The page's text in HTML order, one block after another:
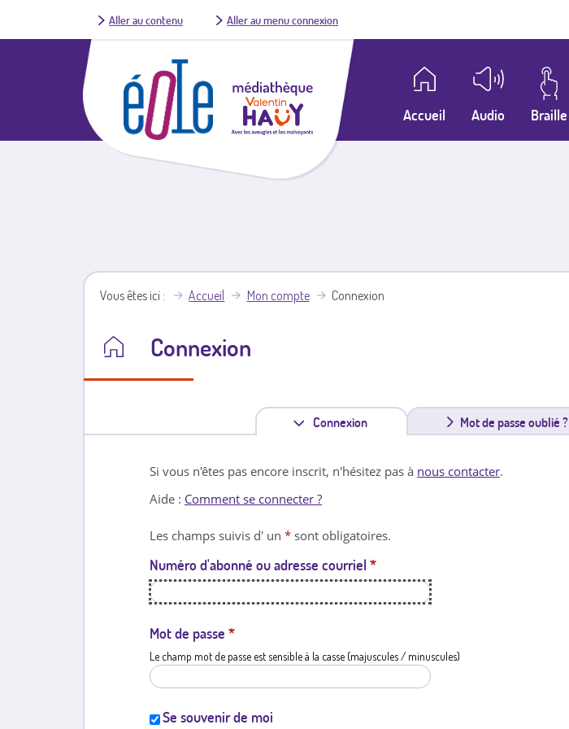
Aller au contenu Aller au menu connexion
Accueil Audio Braille
Vous êtes ici Accueil Mon compte Connexion
Connexion
Connexion
n
l
e
Mot de passe oublié ?
Si vous n'êtes pas encore inscrit, n'hésitez pas à nous contacter.
Aide : Comment se connecter ?
Les champs suivis d' un * sont obligatoires.
Numéro d'abonné ou adresse courriel *
Mot de passe *
Le champ mot de passe est sensible à la casse (majuscules / minuscules)
Se souvenir de moi